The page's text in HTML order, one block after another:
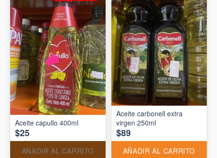
Aceite capullo 400ml
$25
AÑADIR AL CARRITO
Aceite carbonell extra
virgen 250ml
$89
AÑADIR AL CARRITO